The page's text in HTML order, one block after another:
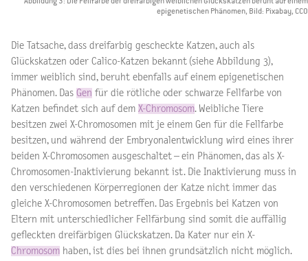
epigenetischen Phänomen, Bild: Pixabay, CCO
Die Tatsache, dass dreifarbig gescheckte Katzen, auch als
Glückskatzen oder Calico-Katzen bekannt (siehe Abbildung 3),
immer weiblich sind, beruht ebenfalls auf einem epigenetischen
Phänomen. Das Gen für die rötliche oder schwarze Fellfarbe von
Katzen befindet sich auf dem X-Chromosom. Weibliche Tiere
besitzen zwei X-Chromosomen mit je einem Gen für die Fellfarbe
besitzen, und während der Embryonalentwicklung wird eines ihrer
beiden X-Chromosomen ausgeschaltet – ein Phänomen, das als X-
Chromosomen-Inaktivierung bekannt ist. Die Inaktivierung muss in
den verschiedenen Körperregionen der Katze nicht immer das
gleiche X-Chromosomen betreffen. Das Ergebnis bei Katzen von
Eltern mit unterschiedlicher Fellfärbung sind somit die auffällig
gefleckten dreifärbigen Glückskatzen. Da Kater nur ein X-
Chromosom haben, ist dies bei ihnen grundsätzlich nicht möglich.